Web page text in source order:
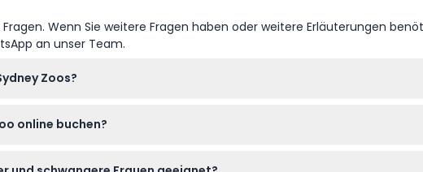
Wenn Sie weitere Fragen haben oder weitere Erläuterungen
an unser Team.
Zoos?
online buchen?